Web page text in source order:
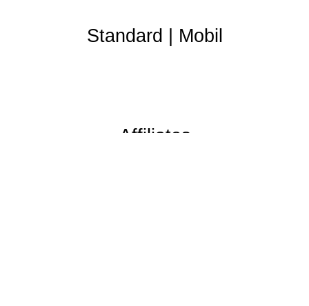
Standard Mobil
Affiliates